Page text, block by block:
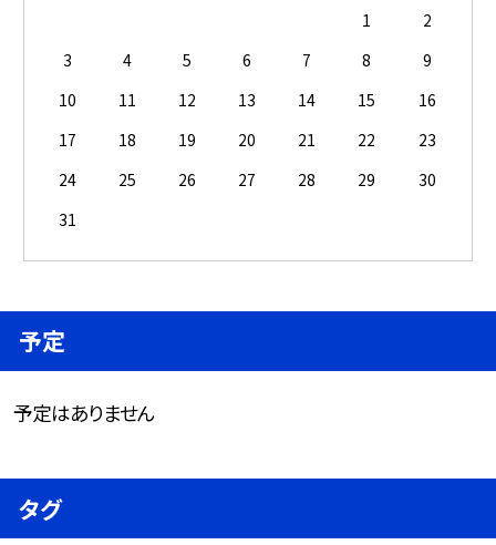
1
2
3
4 5 6 7 8
9
10
11 12 13 14 15
16
17
18 19 20 21 22
23
24
25 26 27 28 29
30
31
予定
予定はありません
タグ